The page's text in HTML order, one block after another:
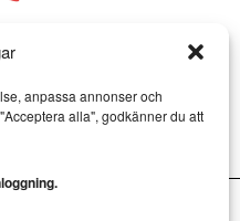
anpassa annonser och
alla", godkänner du att